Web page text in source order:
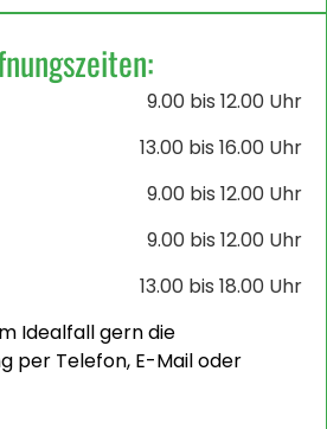
9.00 bis 12.00 Uhr
13.00 bis 16.00 Uhr
9.00 bis 12.00 Uhr
9.00 bis 12.00 Uhr
13.00 bis 18.00 Uhr
Idealfall gern die
per Telefon, E-Mail oder